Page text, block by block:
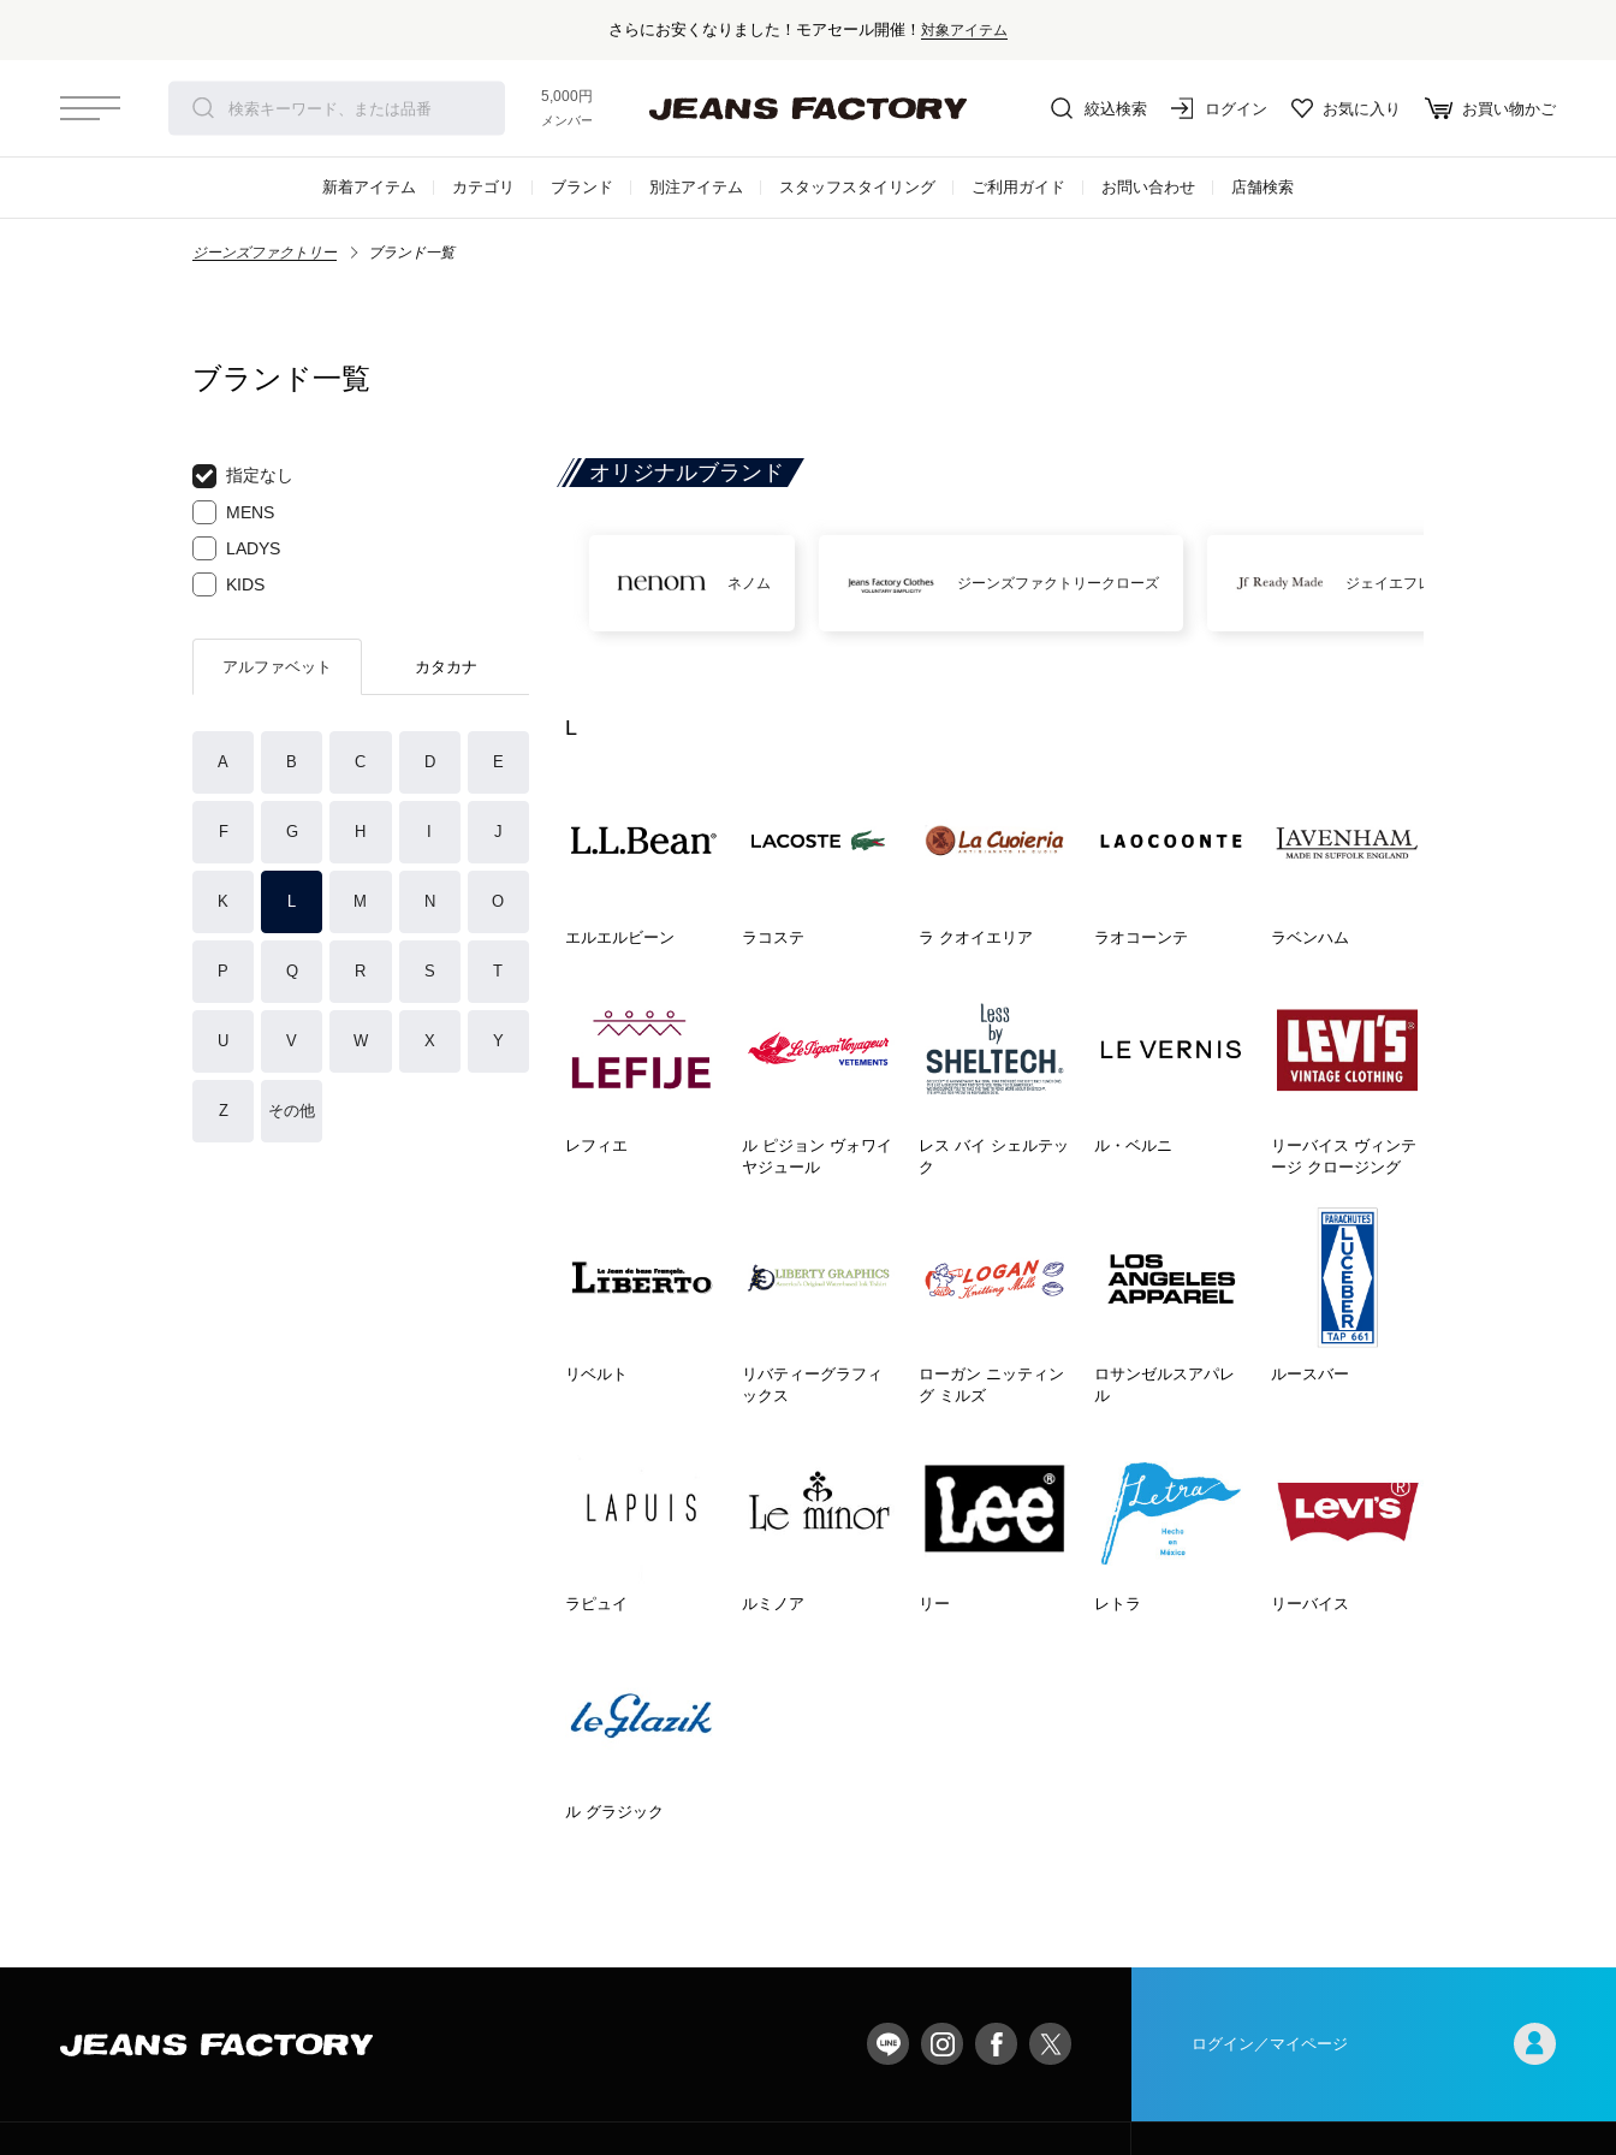
セール対象外アイテムは10%ポイント還元！
5,000円以上お買い上げで送料無料！
メンバー登録でお得な情報をゲット。さらに詳しく
絞込検索 ログイン お気に入り お買い物かご
新着アイテム カテゴリ ブランド 別注アイテム スタッフスタイリング ご利用ガイド お問い合わせ 店舗検索
ジーンズファクトリー ブランド一覧
ブランド一覧
指定なし
MENS
LADYS
KIDS
アルファベット カタカナ
A B C D E
F G H J
K L M N O
P Q R S T
U V W X Y
Z その他
オリジナルブランド
ネノム ジーンズファクトリークローズ ジェイエフレディメイド
L
エルエルビーン ラコステ ラ クオイエリア ラオコーンテ ラベンハム
レフィエ
ル ピジョン ヴォワイ
ヤジュール
レス バイ シェルテッ
ク
ル・ベルニ
リーバイス ヴィンテ
ージ クロージング
リベルト
リバティーグラフィ
ックス
ローガン ニッティン
グ ミルズ
ロサンゼルスアパレ
ル
ルースバー
ラピュイ ルミノア リー レトラ リーバイス
ル グラジック
ログイン／マイページ